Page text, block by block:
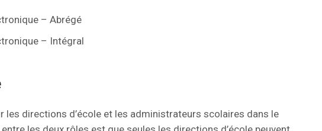
– Abrégé
– Intégral
les directions d’école et les administrateurs scolaires dans le